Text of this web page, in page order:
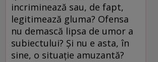
incriminează sau, de fapt,
legitimează gluma? Ofensa
nu demască lipsa de umor a
subiectului? Și nu e asta, în
sine, o situație amuzantă?